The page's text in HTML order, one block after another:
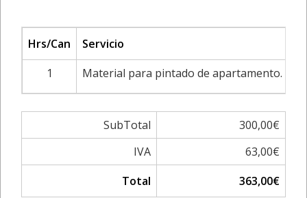
Hrs/Can Servicio
1
Material para pintado de apartamento.
SubTotal
300,00€
IVA
63,00€
Total
363,00€